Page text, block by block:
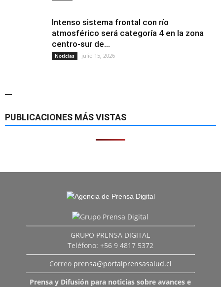
Intenso sistema frontal con río
atmosférico será categoría 4 en la zona
centro-sur de...
Noticias julio 15, 2026
—
PUBLICACIONES MÁS VISTAS
GRUPO PRENSA DIGITAL
Teléfono: +56 9 4817 5372
Correo prensa@portalprensasalud.cl
Prensa y Difusión para noticias sobre avances e